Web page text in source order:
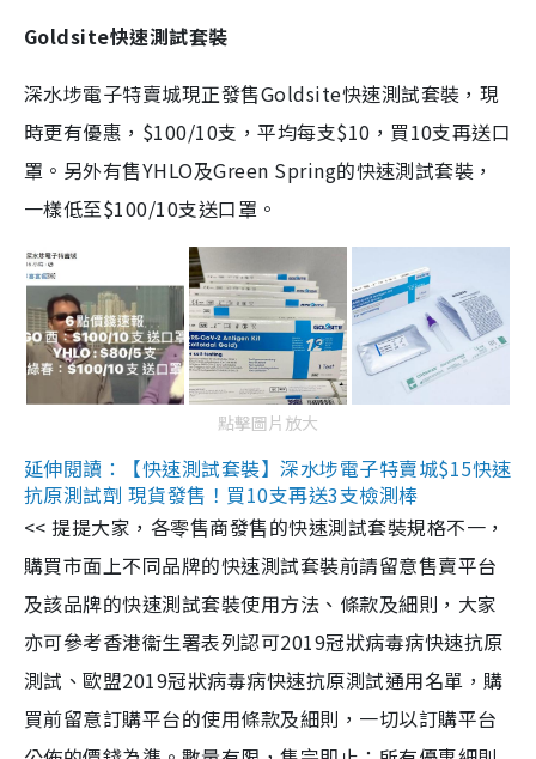
Goldsite快速測試套裝
深水埗電子特賣城現正發售Goldsite快速測試套裝，現
時更有優惠，$100/10支，平均每支$10，買10支再送口
罩。另外有售YHLO及Green Spring的快速測試套裝，
一樣低至$100/10支送口罩。
點擊圖片放大
延伸閱讀：【快速測試套裝】深水埗電子特賣城$15快速
抗原測試劑 現貨發售！買10支再送3支檢測棒
<< 提提大家，各零售商發售的快速測試套裝規格不一，
購買市面上不同品牌的快速測試套裝前請留意售賣平台
及該品牌的快速測試套裝使用方法、條款及細則，大家
亦可參考香港衞生署表列認可2019冠狀病毒病快速抗原
測試、歐盟2019冠狀病毒病快速抗原測試通用名單，購
買前留意訂購平台的使用條款及細則，一切以訂購平台